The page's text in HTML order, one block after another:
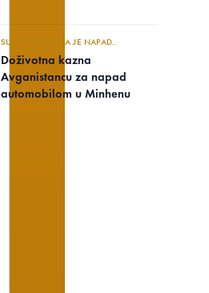
SUD UTVRDIO DA JE NAPAD..
Doživotna kazna
Avganistancu za napad
automobilom u Minhenu